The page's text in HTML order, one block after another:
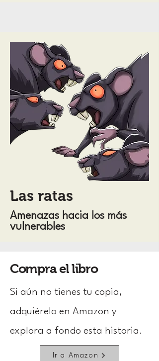
Las ratas
Amenazas hacia los más
vulnerables
Compra el libro
Si aún no tienes tu copia,
adquiérelo en Amazon y
explora a fondo esta historia.
Ir a Amazon